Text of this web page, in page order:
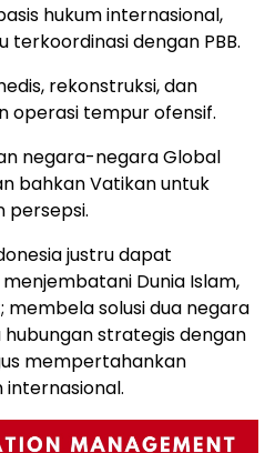
hukum internasional,
dengan PBB.
rekonstruksi, dan
operasi tempur ofensif.
negara-negara Global
bahkan Vatikan untuk
persepsi.
justru dapat
Dunia Islam,
membela solusi dua negara
hubungan strategis dengan
mempertahankan
internasional.